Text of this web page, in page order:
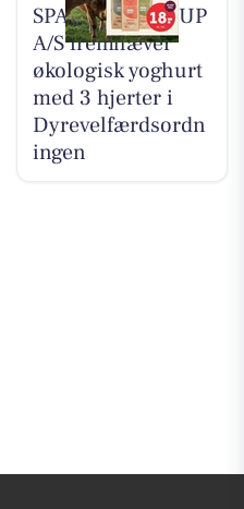
SPAR SKALLERUP
A/S fremhæver
økologisk yoghurt
med 3 hjerter i
Dyrevelfærdsordn
ingen